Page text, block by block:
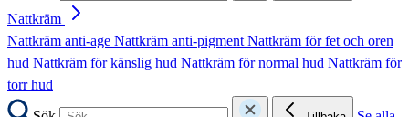
Nattkräm
Nattkräm anti-age Nattkräm anti-pigmentNattkräm för fet och oren
hud Nattkräm för känslig hud Nattkräm för normal hud Nattkräm för
torr hud